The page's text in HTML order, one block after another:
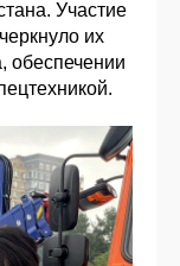
Участие
их
обеспечении